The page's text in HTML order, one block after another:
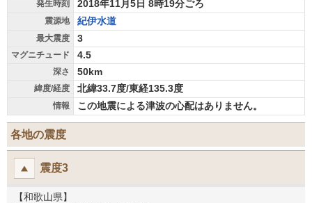
発生時刻 2018年11月5日 8時19分ごろ
震源地 紀伊水道
最大震度 3
マグニチュード 4.5
深さ 50km
緯度/経度 北緯33.7度/東経135.3度
情報 この地震による津波の心配はありません。
各地の震度
震度3
【和歌山県】